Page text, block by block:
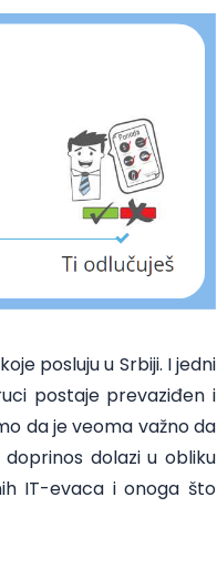
posluju u Srbiji. I jedni
postaje prevaziđen i
da je veoma važno da
dolazi u obliku
IT-evaca i onoga što